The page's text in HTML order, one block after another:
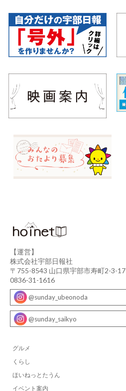
【運営】
株式会社宇部日報社
〒755-8543 山口県宇部市寿町2-3-17
0836-31-1616
@sunday_ubeonoda
@sunday_saikyo
グルメ
くらし
ほいねっとたうん
イベント案内